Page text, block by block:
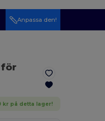
Anpassa den!
för
kr på detta lager!